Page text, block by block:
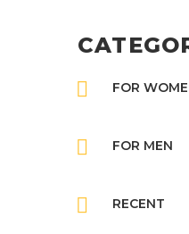
FOR
FOR MEN
RECENT